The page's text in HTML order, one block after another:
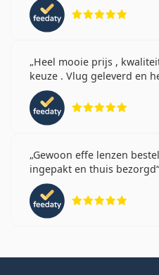
Heel mooie prijs ,
keuze . Vlug geleverd en
Gewoon effe lenzen
ingepakt en thuis bezorgd